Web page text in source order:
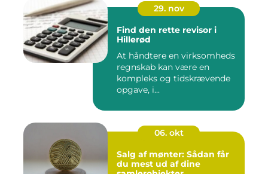
29. nov
Find den rette revisor i
Hillerød
At håndtere en virksomheds
regnskab kan være en
kompleks og tidskrævende
opgave, i...
06. okt
Salg af mønter: Sådan får
du mest ud af dine